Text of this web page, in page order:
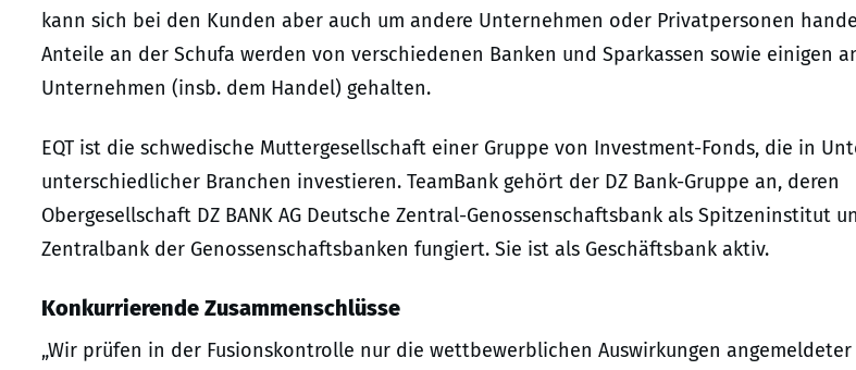
kann sich bei den Kunden aber auch um andere Unternehmen oder Privatpersonen
Anteile an der Schufa werden von verschiedenen Banken und Sparkassen sowie einigen
Unternehmen (insb. dem Handel) gehalten.
EQT ist die schwedische Muttergesellschaft einer Gruppe von Investment-Fonds, die in
unterschiedlicher Branchen investieren. TeamBank gehört der DZ Bank-Gruppe an, deren
Obergesellschaft DZ BANK AG Deutsche Zentral-Genossenschaftsbank als Spitzeninstitut
Zentralbank der Genossenschaftsbanken fungiert. Sie ist als Geschäftsbank aktiv.
Konkurrierende Zusammenschlüsse
„Wir prüfen in der Fusionskontrolle nur die wettbewerblichen Auswirkungen angemeldeter